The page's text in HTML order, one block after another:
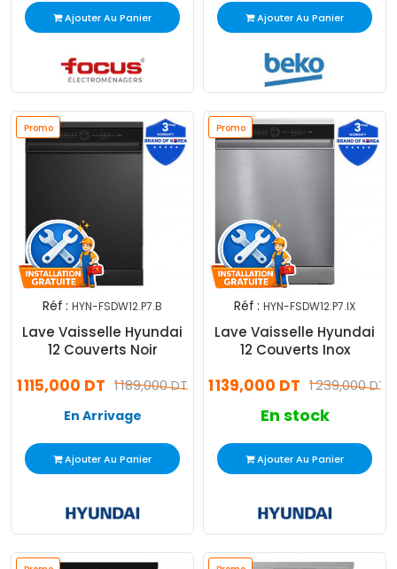
Ajouter Au Panier Ajouter Au Panier
Promo
Réf : HYN-FSDW12.P7.B
Lave Vaisselle Hyundai
12 Couverts Noir
1 189,000 DT
1 115,000 DT
En Arrivage
Ajouter Au Panier
Promo
Réf : HYN-FSDW12.P7.IX
Lave Vaisselle Hyundai
12 Couverts Inox
1 239,000 DT
1 139,000 DT
En stock
Ajouter Au Panier